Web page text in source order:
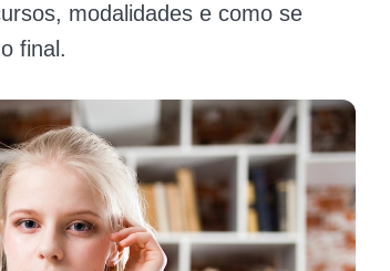
modalidades e como se
final.